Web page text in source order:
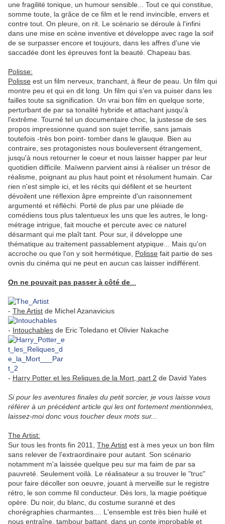
une fragilité tonique, un humour sensible... Tout ce qui constitue,
somme toute, la grâce de ce film et le rend invincible, envers et
contre tout. On pleure, on rit. Le scénario se déroule à l'infini
dans une mise en scène inventive et développe avec rage la soif
de se surpasser encore et toujours, dans les affres d'une vie
saccadée dont les épreuves font la beauté. Chapeau bas.
Polisse:
Polisse est un film nerveux, tranchant, à fleur de peau. Un film qui
montre peu et qui en dit long. Un film qui s'en va puiser dans les
failles toute sa signification. Un vrai bon film en quelque sorte,
perturbant de par sa tonalité hybride et attachant jusqu'à
l'extrême. Tourné tel un documentaire choc, la justesse de ses
propos impressionne quand son sujet terrifie, sans jamais
toutefois -très bon point- tomber dans le glauque. Bien au
contraire, ses protagonistes nous bouleversent étrangement,
jusqu'à nous retourner le coeur et nous laisser happer par leur
quotidien difficile. Maïwenn parvient ainsi à réaliser un trésor de
réalisme, poignant au plus haut point et résolument humain. Car
rien n'est simple ici, et les récits qui défilent et se heurtent
dévoilent une réflexion âpre empreinte d'un raisonnement
argumenté et réfléchi. Porté de plus par une pléiade de
comédiens tous plus talentueux les uns que les autres, le long-
métrage intrigue, fait mouche et percute avec ce naturel
désarmant qui me plaît tant. Pour sur, il développe une
thématique au traitement passablement atypique... Mais qu'on
accroche ou que l'on y soit hermétique, Polisse fait partie de ses
ovnis du cinéma qui ne peut en aucun cas laisser indifférent.
On ne pouvait pas passer à côté de
- The Artist de Michel Azanavicius
- Intouchables de Eric Toledano et Olivier Nakache
- Harry Potter et les Reliques de la Mort, part 2 de David Yates
Si pour les aventures finales du petit sorcier, je vous laisse vous
référer à un précédent article qui les ont fortement mentionnées,
laissez-moi donc vous toucher deux mots sur...
The Artist:
Sur tous les fronts fin 2011, The Artist est à mes yeux un bon film
sans relever de l'extraordinaire pour autant. Son scénario
notamment m'a laissée quelque peu sur ma faim de par sa
pauvreté. Seulement voilà. Le réalisateur a su trouver le "truc"
pour faire décoller son oeuvre, jouant à merveille sur le registre
rétro, le son comme fil conducteur. Dès lors, la magie poétique
opère. Du noir, du blanc, du costume suranné et des
chorégraphies charmantes.... L'ensemble est très bien huilé et
nous entraîne, tambour battant, dans un conte improbable et